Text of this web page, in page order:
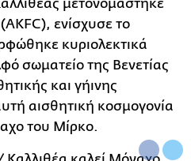
μετονομάστηκε
ενίσχυσε το
κυριολεκτικά
σωματείο της Βενετίας
και γήινης
αισθητική κοσμογονία
του Μίρκο.